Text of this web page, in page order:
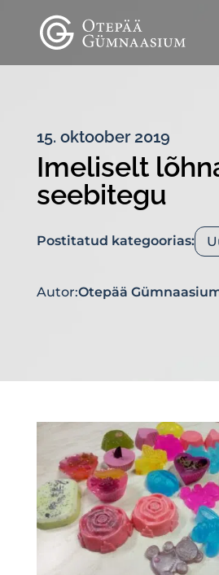
15. oktoober 2019
Imeliselt
seebitegu
Postitatud kategoorias:
Autor:Otepää